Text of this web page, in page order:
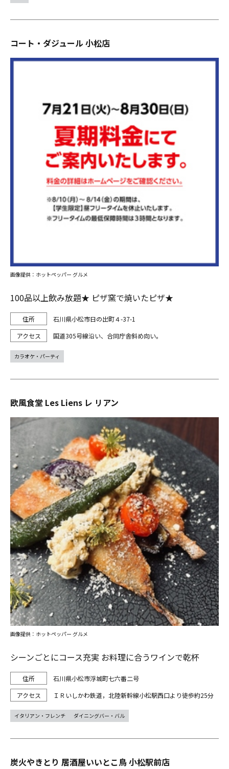
コート・ダジュール 小松店
100品以上飲み放題★ ピザ窯で焼いたピザ★
石川県小松市日の出町４-37-1
国道305号線沿い、合同庁舎斜め向い。
画像提供：ホットペッパー グルメ
カラオケ・パーティ
欧風食堂 Les Liens レ リアン
シーンごとにコース充実 お料理に合うワインで乾杯
石川県小松市浮城町七六番二号
ＩＲいしかわ鉄道，北陸新幹線小松駅西口より徒歩約25分
画像提供：ホットペッパー グルメ
イタリアン・フレンチ ダイニングバー・バル
炭火やきとり 居酒屋いいとこ鳥 小松駅前店